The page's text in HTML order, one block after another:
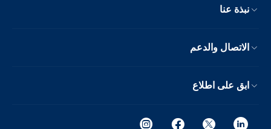
نبذة عنا
الاتصال والدعم
ابق على اطلاع